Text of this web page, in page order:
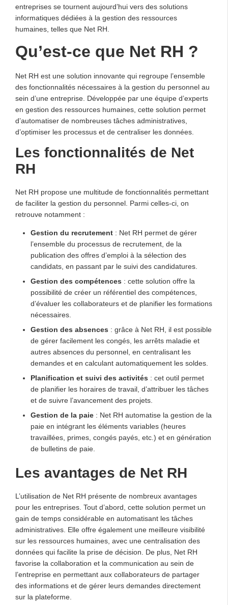
entreprises se tournent aujourd’hui vers des solutions
informatiques dédiées à la gestion des ressources
humaines, telles que Net RH.
Qu’est-ce que Net RH ?
Net RH est une solution innovante qui regroupe l’ensemble
des fonctionnalités nécessaires à la gestion du personnel au
sein d’une entreprise. Développée par une équipe d’experts
en gestion des ressources humaines, cette solution permet
d’automatiser de nombreuses tâches administratives,
d’optimiser les processus et de centraliser les données.
Les fonctionnalités de Net
RH
Net RH propose une multitude de fonctionnalités permettant
de faciliter la gestion du personnel. Parmi celles-ci, on
retrouve notamment :
Gestion du recrutement : Net RH permet de gérer
l’ensemble du processus de recrutement, de la
publication des offres d’emploi à la sélection des
candidats, en passant par le suivi des candidatures.
Gestion des compétences : cette solution offre la
possibilité de créer un référentiel des compétences,
d’évaluer les collaborateurs et de planifier les formations
nécessaires.
Gestion des absences : grâce à Net RH, il est possible
de gérer facilement les congés, les arrêts maladie et
autres absences du personnel, en centralisant les
demandes et en calculant automatiquement les soldes.
Planification et suivi des activités : cet outil permet
de planifier les horaires de travail, d’attribuer les tâches
et de suivre l’avancement des projets.
Gestion de la paie : Net RH automatise la gestion de la
paie en intégrant les éléments variables (heures
travaillées, primes, congés payés, etc.) et en génération
de bulletins de paie.
Les avantages de Net RH
L’utilisation de Net RH présente de nombreux avantages
pour les entreprises. Tout d’abord, cette solution permet un
gain de temps considérable en automatisant les tâches
administratives. Elle offre également une meilleure visibilité
sur les ressources humaines, avec une centralisation des
données qui facilite la prise de décision. De plus, Net RH
favorise la collaboration et la communication au sein de
l’entreprise en permettant aux collaborateurs de partager
des informations et de gérer leurs demandes directement
sur la plateforme.